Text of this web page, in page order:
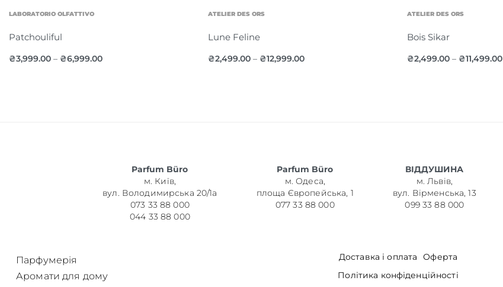
LABORATORIO OLFATTIVO
Patchouliful
₴3,999.00 – ₴6,999.00
ATELIER DES ORS
Lune Feline
₴2,499.00 – ₴12,999.00
ATELIER DES ORS
Bois Sikar
₴2,499.00 – ₴11,499.00
Parfum Büro
м. Київ,
вул. Володимирська 20/1а
073 33 88 000
044 33 88 000
Parfum Büro
м. Одеса,
площа Європейська, 1
077 33 88 000
ВІДДУШИНА
м. Львів,
вул. Вірменська, 13
099 33 88 000
Парфумерія
Аромати для дому
Доставка і оплата
Оферта
Політика конфіденційності